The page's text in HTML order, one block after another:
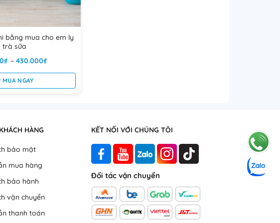
tranh có độ bền từ 5-10 năm, thậm chí lâu hơn nếu được
bằng mua cho em ly
trà sữa
₫ – 430.000₫
từ
đến
MUA NGAY
có
biến
thể.
tùy
chọn
HÀNG
bảo mật
mua hàng
bảo hành
vận chuyển
thanh toán
KẾT NỐI VỚI CHÚNG TÔI
Đối tác vận chuyển